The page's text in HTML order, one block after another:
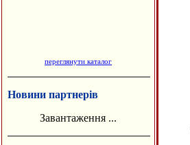
переглянути каталог
Новини партнерів
Завантаження ...